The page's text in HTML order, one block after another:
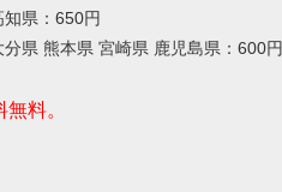
県：650円
県 熊本県 宮崎県 鹿児島県：600円
料。